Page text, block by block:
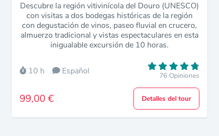
Descubre la región vitivinícola del Douro (UNESCO)
con visitas a dos bodegas históricas de la región
con degustación de vinos, paseo fluvial en crucero,
almuerzo tradicional y vistas espectaculares en esta
inigualable excursión de 10 horas.
10 h Español 76 Opiniones
99,00 € Detalles del tour